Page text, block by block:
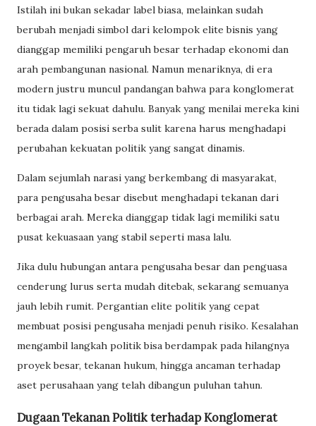
Istilah ini bukan sekadar label biasa, melainkan sudah
berubah menjadi simbol dari kelompok elite bisnis yang
dianggap memiliki pengaruh besar terhadap ekonomi dan
arah pembangunan nasional. Namun menariknya, di era
modern justru muncul pandangan bahwa para konglomerat
itu tidak lagi sekuat dahulu. Banyak yang menilai mereka kini
berada dalam posisi serba sulit karena harus menghadapi
perubahan kekuatan politik yang sangat dinamis.
Dalam sejumlah narasi yang berkembang di masyarakat,
para pengusaha besar disebut menghadapi tekanan dari
berbagai arah. Mereka dianggap tidak lagi memiliki satu
pusat kekuasaan yang stabil seperti masa lalu.
Jika dulu hubungan antara pengusaha besar dan penguasa
cenderung lurus serta mudah ditebak, sekarang semuanya
jauh lebih rumit. Pergantian elite politik yang cepat
membuat posisi pengusaha menjadi penuh risiko. Kesalahan
mengambil langkah politik bisa berdampak pada hilangnya
proyek besar, tekanan hukum, hingga ancaman terhadap
aset perusahaan yang telah dibangun puluhan tahun.
Dugaan Tekanan Politik terhadap Konglomerat